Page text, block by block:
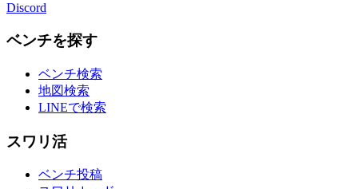
Discord
ベンチを探す
ベンチ検索
地図検索
LINEで検索
スワリ活
ベンチ投稿